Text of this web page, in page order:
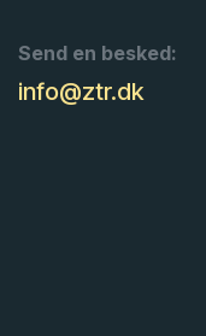
Send en besked:
info@ztr.dk